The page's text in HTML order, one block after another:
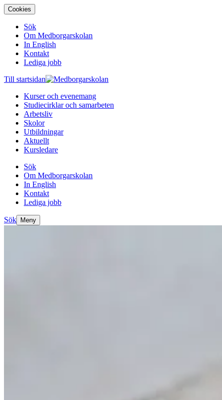
Cookies
Sök
Om Medborgarskolan
In English
Kontakt
Lediga jobb
Till startsidan
Kurser och evenemang
Studiecirklar och samarbeten
Arbetsliv
Skolor
Utbildningar
Aktuellt
Kursledare
Sök
Om Medborgarskolan
In English
Kontakt
Lediga jobb
Sök Meny